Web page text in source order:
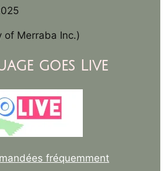
of Merraba Inc.)
goes Live
fréquemment